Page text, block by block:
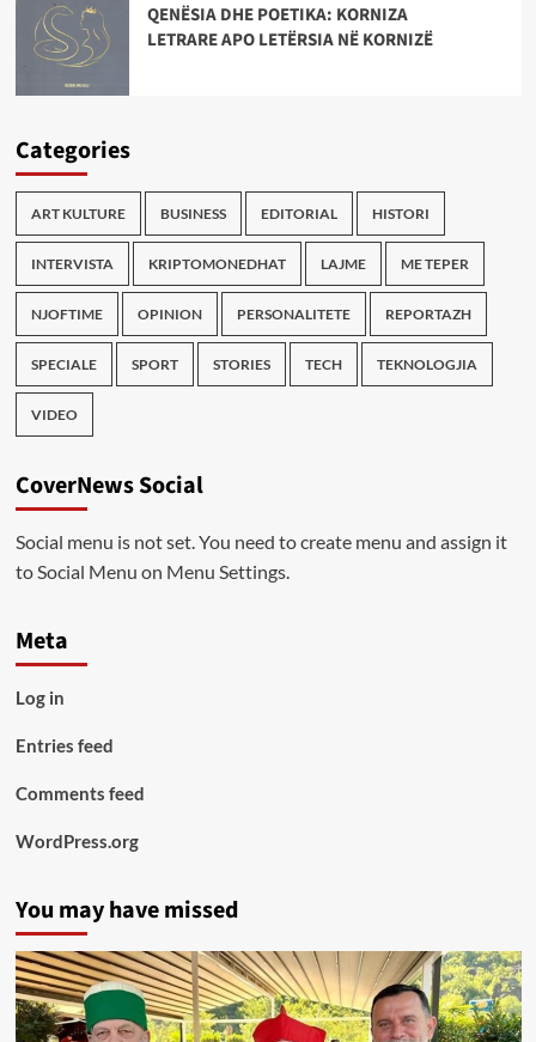
QENËSIA DHE POETIKA: KORNIZA
LETRARE APO LETËRSIA NË KORNIZË
Categories
ART KULTURE BUSINESS EDITORIAL HISTORI
INTERVISTA KRIPTOMONEDHAT LAJME ME TEPER
NJOFTIME OPINION PERSONALITETE REPORTAZH
SPECIALE SPORT STORIES TECH TEKNOLOGJIA
VIDEO
CoverNews Social
Social menu is not set. You need to create menu and assign it
to Social Menu on Menu Settings.
Meta
Log in
Entries feed
Comments feed
WordPress.org
You may have missed